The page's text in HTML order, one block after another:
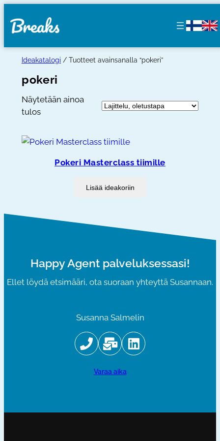
sisältöön
Ideakatalogi / Tuotteet avainsanalla “pokeri”
pokeri
Näytetään ainoa
tulos
Pokeri Masterclass tiimille
Lisää ideakoriin
Happy Agent palveluksessasi!
Ellet löydä etsimääri, ota suoraan yhteyttä Susannaan.
Susanna Salmelin
varaa aika